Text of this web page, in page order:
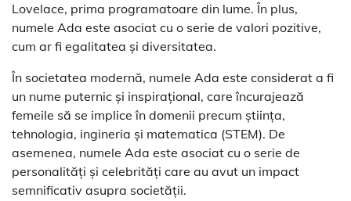
Lovelace, prima programatoare din lume. În plus,
numele Ada este asociat cu o serie de valori pozitive,
cum ar fi egalitatea și diversitatea.
În societatea modernă, numele Ada este considerat a fi
un nume puternic și inspirațional, care încurajează
femeile să se implice în domenii precum știința,
tehnologia, ingineria și matematica (STEM). De
asemenea, numele Ada este asociat cu o serie de
personalități și celebrități care au avut un impact
semnificativ asupra societății.